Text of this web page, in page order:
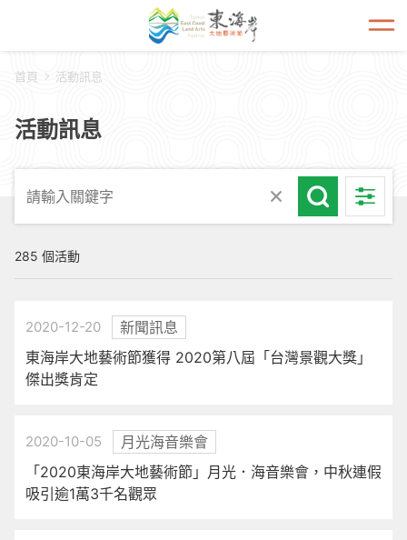
開啟
首頁 活動訊息
活動訊息
285 個活動
2020-12-20
新聞訊息
東海岸大地藝術節獲得 2020第八屆「台灣景觀大獎」
傑出獎肯定
2020-10-05
月光海音樂會
「2020東海岸大地藝術節」月光．海音樂會，中秋連假
吸引逾1萬3千名觀眾